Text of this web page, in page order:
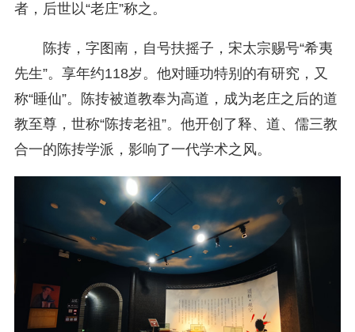
者，后世以“老庄”称之。
陈抟，字图南，自号扶摇子，宋太宗赐号“希夷
先生”。享年约118岁。他对睡功特别的有研究，又
称“睡仙”。陈抟被道教奉为高道，成为老庄之后的道
教至尊，世称“陈抟老祖”。他开创了释、道、儒三教
合一的陈抟学派，影响了一代学术之风。